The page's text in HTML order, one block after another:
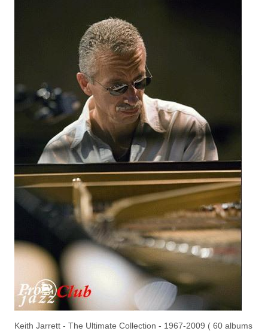
Keith Jarrett - The Ultimate Collection - 1967-2009 ( 60 albums